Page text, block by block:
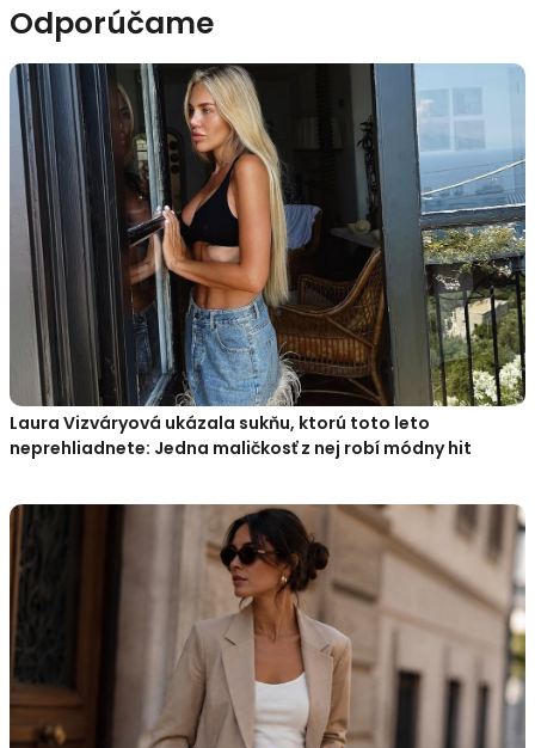
Odporúčame
Laura Vizváryová ukázala sukňu, ktorú toto leto
neprehliadnete: Jedna maličkosť z nej robí módny hit